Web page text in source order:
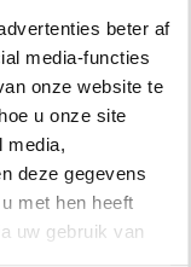
beter af
media-functies
onze website te
u onze site
media,
deze gegevens
met hen heeft
uw gebruik van
marmer,
met of
zijn oneindig.
worden
prachtige,